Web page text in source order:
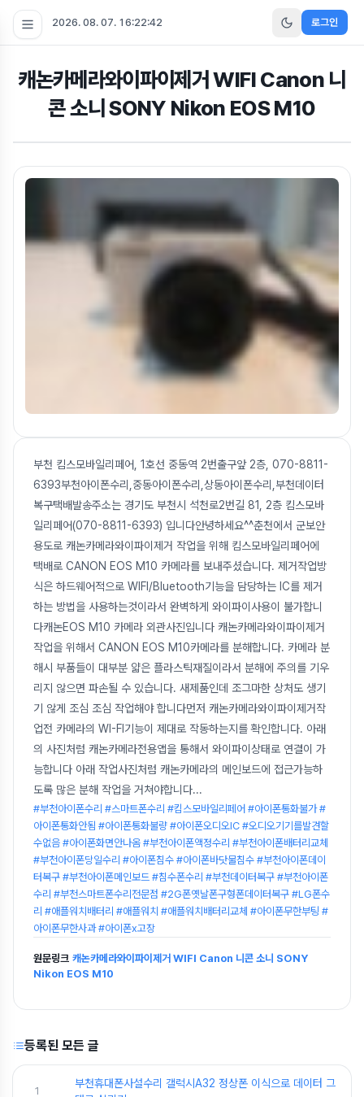
2026. 08. 07. 16:22:43 로그인
캐논카메라와이파이제거 WIFI Canon 니
콘 소니 SONY Nikon EOS M10
부천 킴스모바일리페어, 1호선 중동역 2번출구앞 2층, 070-8811-
6393부천아이폰수리,중동아이폰수리,상동아이폰수리,부천데이터
복구택배발송주소는 경기도 부천시 석천로2번길 81, 2층 킴스모바
일리페어(070-8811-6393) 입니다안녕하세요^^춘천에서 군보안
용도로 캐논카메라와이파이제거 작업을 위해 킴스모바일리페어에
택배로 CANON EOS M10 카메라를 보내주셨습니다. 제거작업방
식은 하드웨어적으로 WIFI/Bluetooth기능을 담당하는 IC를 제거
하는 방법을 사용하는것이라서 완벽하게 와이파이사용이 불가합니
다캐논EOS M10 카메라 외관사진입니다 캐논카메라와이파이제거
작업을 위해서 CANON EOS M10카메라를 분해합니다. 카메라 분
해시 부품들이 대부분 얇은 플라스틱재질이라서 분해에 주의를 기우
리지 않으면 파손될 수 있습니다. 새제품인데 조그마한 상처도 생기
기 않게 조심 조심 작업해야 합니다먼저 캐논카메라와이파이제거작
업전 카메라의 WI-FI기능이 제대로 작동하는지를 확인합니다. 아래
의 사진처럼 캐논카메라전용앱을 통해서 와이파이상태로 연결이 가
능합니다 아래 작업사진처럼 캐논카메라의 메인보드에 접근가능하
도록 많은 분해 작업을 거쳐야합니다...
#부천아이폰수리 #스마트폰수리 #킴스모바일리페어 #아이폰통화불가 #
아이폰통화안됨 #아이폰통화불량 #아이폰오디오IC #오디오기기를발견할
수없음 #아이폰화면안나옴 #부천아이폰액정수리 #부천아이폰배터리교체
#부천아이폰당일수리 #아이폰침수 #아이폰바닷물침수 #부천아이폰데이
터복구 #부천아이폰메인보드 #침수폰수리 #부천데이터복구 #부천아이폰
수리 #부천스마트폰수리전문점 #2G폰옛날폰구형폰데이터복구 #LG폰수
리 #애플워치배터리 #애플워치 #애플워치배터리교체 #아이폰무한부팅 #
아이폰무한사과 #아이폰x고장
원문링크 캐논카메라와이파이제거 WIFI Canon 니콘 소니 SONY
Nikon EOS M10
등록된 모든 글
1
부천휴대폰사설수리 갤럭시A32 정상폰 이식으로 데이터 그